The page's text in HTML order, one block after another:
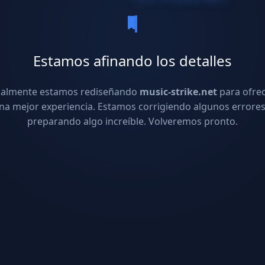
Estamos afinando los detalles
estamos rediseñando music-strike.net para
mejor experiencia. Estamos corrigiendo algunos
preparando algo increíble. Volveremos pronto.